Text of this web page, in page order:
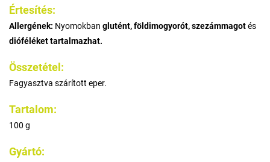
Értesítés:
Allergének: Nyomokban glutént, földimogyorót, szezámmagotés
dióféléket tartalmazhat.
Összetétel:
Fagyasztva szárított eper.
Tartalom:
100 g
Gyártó: